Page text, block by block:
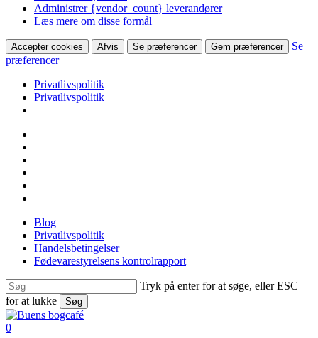
Administrer {vendor_count} leverandører
Læs mere om disse formål
Accepter cookies Afvis Se præferencer Gem præferencer
Se
præferencer
Privatlivspolitik
Privatlivspolitik
Skip
main
content
Blog
Privatlivspolitik
Handelsbetingelser
Fødevarestyrelsens kontrolrapport
Tryk på enter for at søge, eller ESC
for at lukke
Søg
Close
Search
search
0